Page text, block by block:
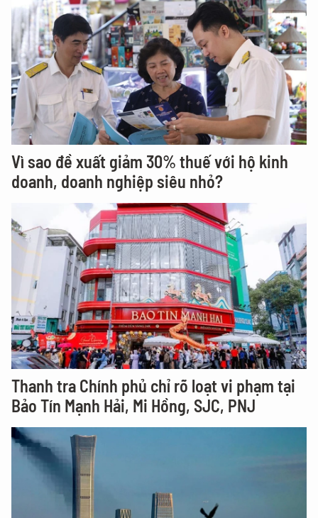
Vì sao đề xuất giảm 30% thuế với hộ kinh
doanh, doanh nghiệp siêu nhỏ?
Thanh tra Chính phủ chỉ rõ loạt vi phạm tại
Bảo Tín Mạnh Hải, Mi Hồng, SJC, PNJ